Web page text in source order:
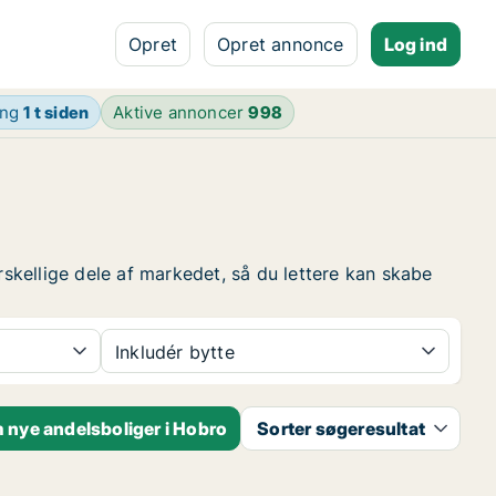
Opret Opret annonce Log ind
1 t siden Aktive annoncer998
dele af markedet, så du lettere kan skabe
Inkludér bytte
nye andelsboliger i Hobro Sorter søgeresultat